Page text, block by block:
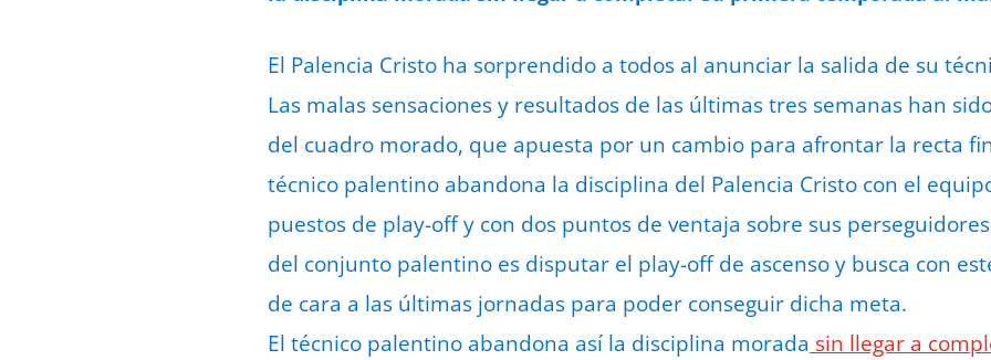
El Palencia Cristo ha sorprendido a todos al anunciar la salida de su
Las malas sensaciones y resultados de las últimas tres semanas han
del cuadro morado, que apuesta por un cambio para afrontar la recta
técnico palentino abandona la disciplina del Palencia Cristo con el
puestos de play-off y con dos puntos de ventaja sobre sus
del conjunto palentino es disputar el play-off de ascenso y busca con
de cara a las últimas jornadas para poder conseguir dicha meta.
El técnico palentino abandona así la disciplina morada sin llegar a